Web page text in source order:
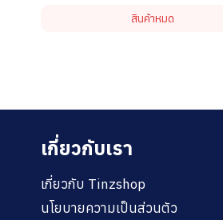
สินค้าหมด
เกี่ยวกับเรา
เกี่ยวกับ Tinzshop
นโยบายความเป็นส่วนตัว